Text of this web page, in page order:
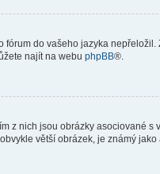
do vašeho jazyka
najít na webu phpBB®.
nich jsou obrázky asociované
větší obrázek, je známý